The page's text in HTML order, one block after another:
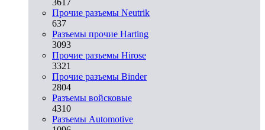
Прочие разъемы Neutrik
637
Разъемы прочие Harting
3093
Прочие разъемы Hirose
3321
Прочие разъемы Binder
2804
Разъемы войсковые
4310
Разъeмы Automotive